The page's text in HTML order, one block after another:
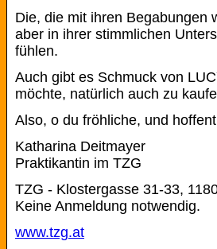
Die, die mit ihren Begabungen
aber in ihrer stimmlichen
fühlen.
Auch gibt es Schmuck von
möchte, natürlich auch zu
Also, o du fröhliche, und
Katharina Deitmayer
Praktikantin im TZG
TZG - Klostergasse 31-33,
Keine Anmeldung notwendig.
www.tzg.at